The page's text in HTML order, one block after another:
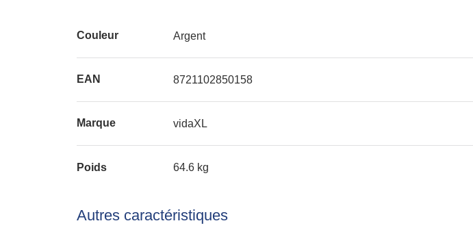
Couleur Argent
EAN 8721102850158
Marque vidaXL
Poids 64.6 kg
Autres caractéristiques